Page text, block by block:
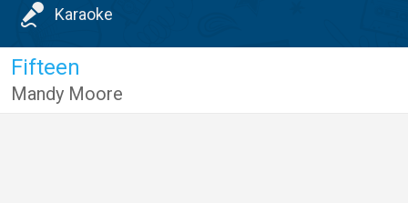
Karaoke
Fifteen
Mandy Moore